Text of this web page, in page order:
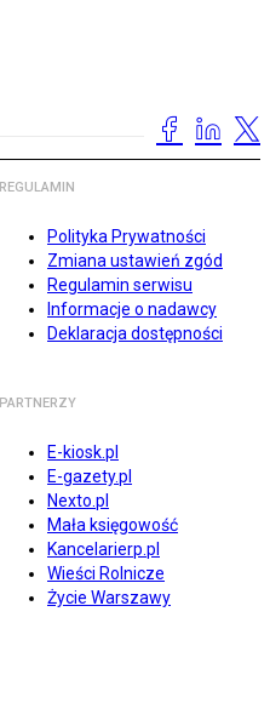
REGULAMIN
Polityka Prywatności
Zmiana ustawień zgód
Regulamin serwisu
Informacje o nadawcy
Deklaracja dostępności
PARTNERZY
E-kiosk.pl
E-gazety.pl
Nexto.pl
Mała księgowość
Kancelarierp.pl
Wieści Rolnicze
Życie Warszawy